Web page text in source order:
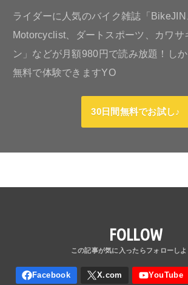
ライダーに人気のバイク雑誌「BikeJIN
Motorcyclist、ダートスポーツ、カワサ
ン」などが月額980円で読み放題！し
無料で体験できますYO
30日間無料でお試し♪
FOLLOW